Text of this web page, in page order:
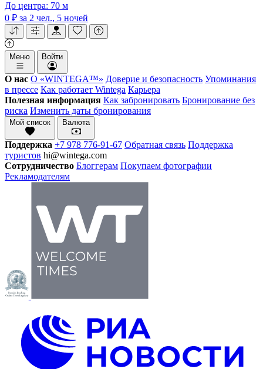
До центра: 70 м
0 ₽ за 2 чел., 5 ночей
Меню Войти
О нас О «WINTEGA™» Доверие и безопасность Упоминания
в прессе Как работает Wintega Карьера
Полезная информация Как забронировать Бронирование без
риска Изменить даты бронирования
Мой список Валюта
Поддержка +7 978 776-91-67 Обратная связь Поддержка
туристов hi@wintega.com
Сотрудничество Блоггерам Покупаем фотографии
Рекламодателям